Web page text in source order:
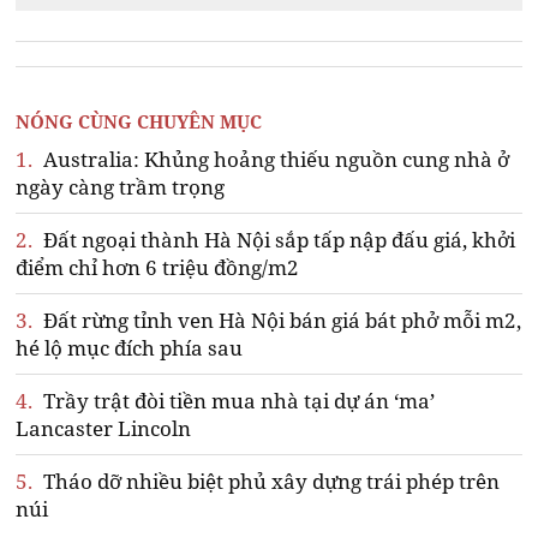
NÓNG CÙNG CHUYÊN MỤC
1. Australia: Khủng hoảng thiếu nguồn cung nhà ở
ngày càng trầm trọng
2. Đất ngoại thành Hà Nội sắp tấp nập đấu giá, khởi
điểm chỉ hơn 6 triệu đồng/m2
3. Đất rừng tỉnh ven Hà Nội bán giá bát phở mỗi m2,
hé lộ mục đích phía sau
4. Trầy trật đòi tiền mua nhà tại dự án ‘ma’
Lancaster Lincoln
5. Tháo dỡ nhiều biệt phủ xây dựng trái phép trên
núi